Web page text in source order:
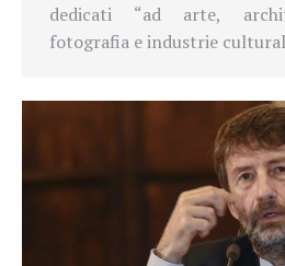
dedicati “ad arte,
fotografia e industrie